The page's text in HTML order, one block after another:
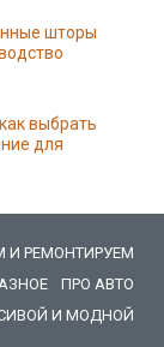
шторы
выбрать
для
И РЕМОНТИРУЕМ
ПРО АВТО
И МОДНОЙ